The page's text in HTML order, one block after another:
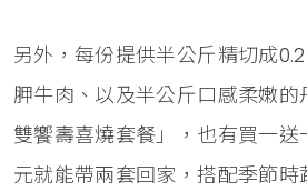
另外，每份提供半公斤精切成
胛牛肉、以及半公斤口感柔嫩
雙饗壽喜燒套餐」，也有買一
元就能帶兩套回家，搭配季節